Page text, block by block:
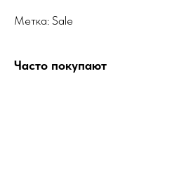
Метка: Sale
Часто покупают